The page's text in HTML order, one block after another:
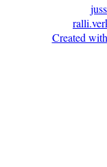
Created